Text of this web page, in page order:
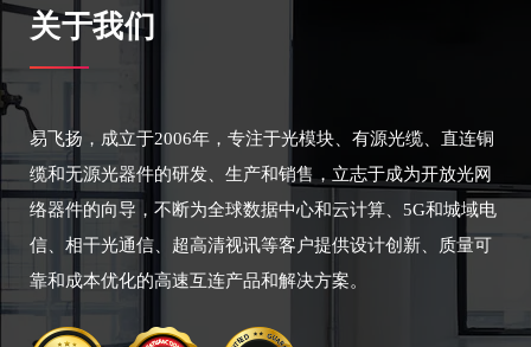
关于我们
易飞扬，成立于2006年，专注于光模块、有源光缆、直连铜
缆和无源光器件的研发、生产和销售，立志于成为开放光网
络器件的向导，不断为全球数据中心和云计算、5G和城域电
信、相干光通信、超高清视讯等客户提供设计创新、质量可
靠和成本优化的高速互连产品和解决方案。